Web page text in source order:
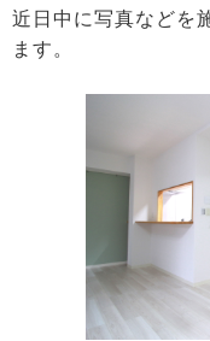
近日中に写真などを
ます。